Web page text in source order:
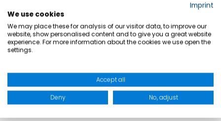
Auf Nordsee, Ostsee oder in Küstenrevieren sind Softshell
Jacken besonders bei Temperaturen zwischen 5 und 15
Grad beliebt. Sie bieten ausreichend Wärme für kühle
genug für aktive Phasen an Bord. Durch das flexible
Layering-System kann die Bekleidung individuell an Wetter,
Imprint
We use cookies
We may place these for analysis of our visitor data, to improve our
website, show personalised content and to give you a great website
experience. For more information about the cookies we use open the
settings.
Accept all
Deny No, adjust